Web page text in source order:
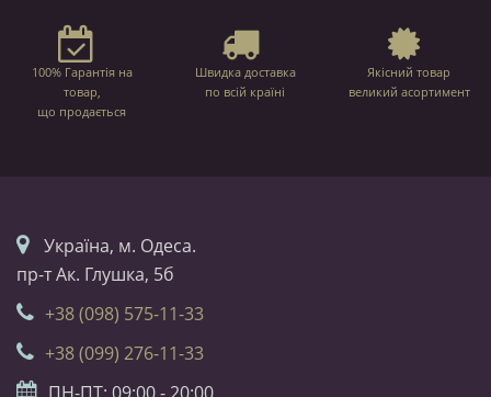
100% Гарантія на
товар,
що продається
Швидка доставка
по всій країні
Якісний товар
великий асортимент
Українa, м. Одеса.
пр-т Ак. Глушка, 5б
+38 (098) 575-11-33
+38 (099) 276-11-33